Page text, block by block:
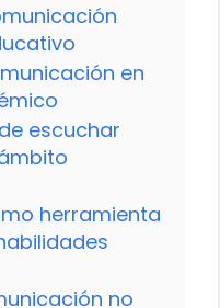
en
escuchar
herramienta
no